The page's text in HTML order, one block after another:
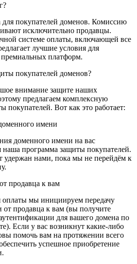
для покупателей доменов. Комиссию
исключительно продавцы.
системе оплаты, включающей все
лучшие условия для
платформ.
покупателей доменов?
внимание защите наших
предлагаем комплексную
покупателей. Вот как это работает:
имени
доменного имени на вас
наша программа защиты покупателей.
удержан нами, пока мы не перейдём к
продавца к вам
оплаты мы инициируем передачу
от продавца к вам (вы получите
для вашего домена по
Если у вас возникнут какие-либо
помочь вам на протяжении всего
успешное приобретение